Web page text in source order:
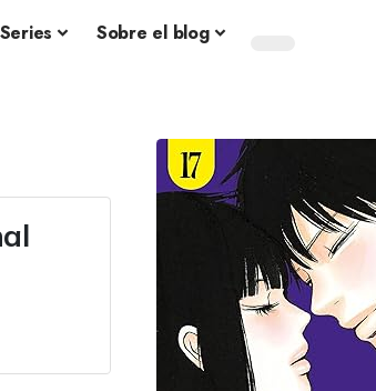
Series Sobre el blog